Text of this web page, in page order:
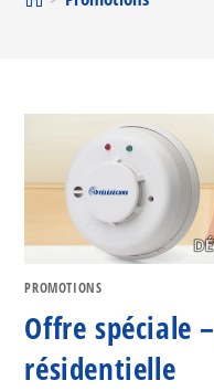
PROMOTIONS
Offre spéciale
résidentielle